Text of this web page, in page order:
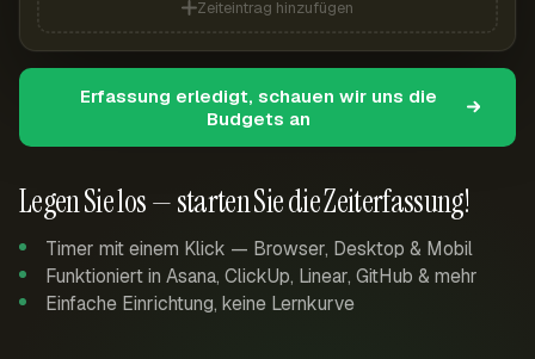
Legen Sie los — starten Sie die Zeiterfassung!
Timer mit einem Klick — Browser, Desktop & Mobil
Funktioniert in Asana, ClickUp, Linear, GitHub & mehr
Einfache Einrichtung, keine Lernkurve
Zeiteintrag hinzufügen
Erfassung erledigt, schauen wir uns die
Budgets an